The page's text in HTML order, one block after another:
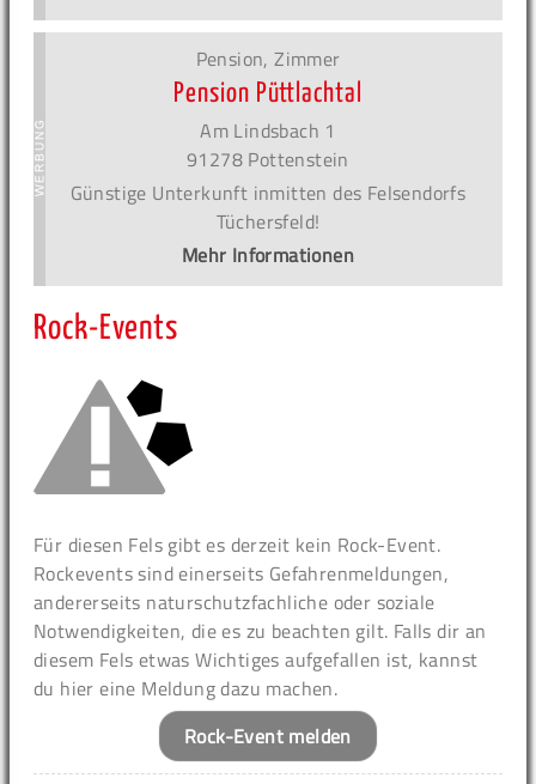
Pension, Zimmer
Pension Püttlachtal
Am Lindsbach 1
91278 Pottenstein
Günstige Unterkunft inmitten des Felsendorfs
Tüchersfeld!
Mehr Informationen
Rock-Events
Für diesen Fels gibt es derzeit kein Rock-Event.
Rockevents sind einerseits Gefahrenmeldungen,
andererseits naturschutzfachliche oder soziale
Notwendigkeiten, die es zu beachten gilt. Falls dir an
diesem Fels etwas Wichtiges aufgefallen ist, kannst
du hier eine Meldung dazu machen.
Rock-Event melden